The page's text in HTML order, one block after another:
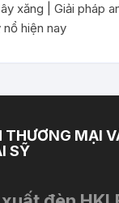
xăng | Giải pháp
hiện nay
THƯƠNG MẠI
SỸ